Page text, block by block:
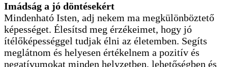
Imádság a jó döntésekért
Mindenható Isten, adj nekem ma megkülönböztető
képességet. Élesítsd meg érzékeimet, hogy jó
ítélőképességgel tudjak élni az életemben. Segíts
meglátnom és helyesen értékelnem a pozitív és
negatívumokat minden helyzetben, lehetőségben és